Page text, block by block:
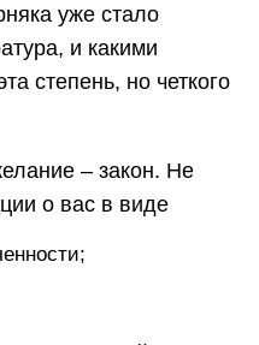
уже стало
и какими
степень, но четкого
– закон. Не
о вас в виде